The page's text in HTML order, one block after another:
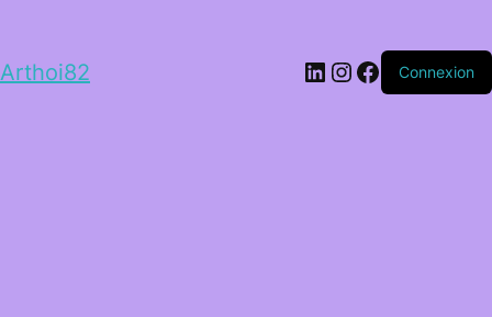
Arthoi82 LinkedIn
Instagram
Facebook
Connexion